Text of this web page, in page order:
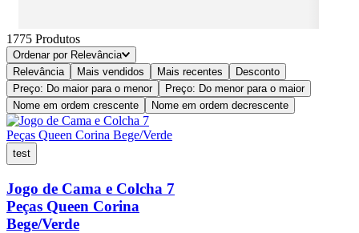
1775 Produtos
Ordenar por Relevância
Relevância
Mais vendidos Mais recentes
Desconto
Preço: Do maior para o menor
Preço: Do menor para o maior
Nome em ordem crescente
Nome em ordem decrescente
test
Jogo de Cama e Colcha 7
Peças Queen Corina
Bege/Verde